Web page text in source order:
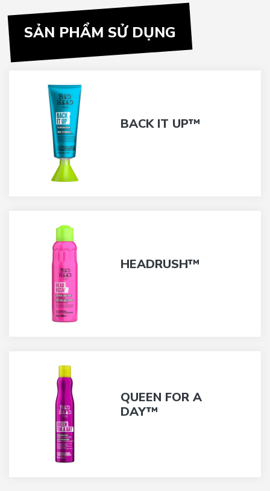
SẢN PHẨM SỬ DỤNG
BACK IT UP™
HEADRUSH™
QUEEN FOR A
DAY™